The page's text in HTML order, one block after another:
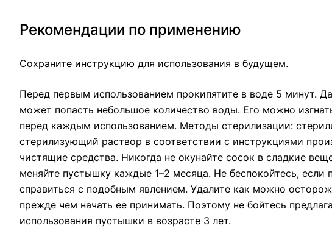
Рекомендации по применению
Сохраните инструкцию для использования в будущем.
Перед первым использованием прокипятите в воде 5 минут.
может попасть небольшое количество воды. Его можно
перед каждым использованием. Методы стерилизации:
стерилизующий раствор в соответствии с инструкциями
чистящие средства. Никогда не окунайте сосок в сладкие
меняйте пустышку каждые 1–2 месяца. Не беспокойтесь, если
справиться с подобным явлением. Удалите как можно
прежде чем начать ее принимать. Поэтому не бойтесь
использования пустышки в возрасте 3 лет.